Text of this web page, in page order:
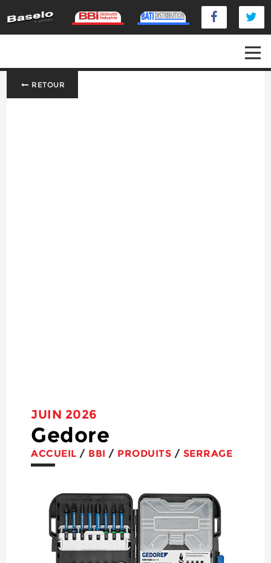
RETOUR
JUIN 2026
Gedore
ACCUEIL / BBI / PRODUITS / SERRAGE